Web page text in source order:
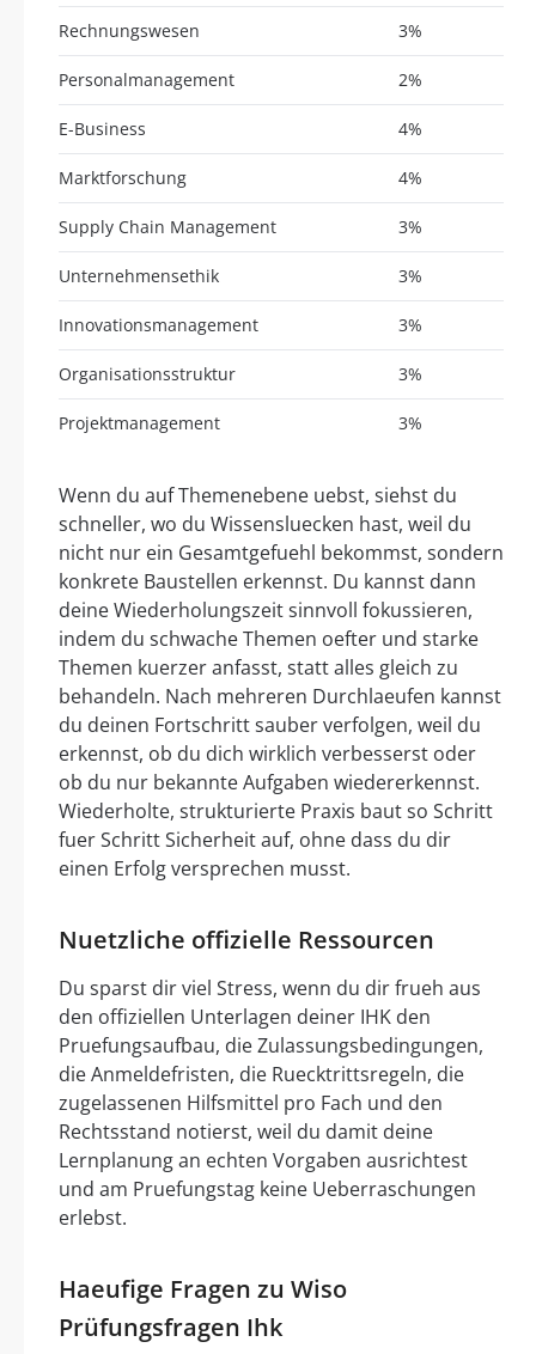
Rechnungswesen 3%
Personalmanagement 2%
E-Business 4%
Marktforschung 4%
Supply Chain Management 3%
Unternehmensethik 3%
Innovationsmanagement 3%
Organisationsstruktur 3%
Projektmanagement 3%
Wenn du auf Themenebene uebst, siehst du
schneller, wo du Wissensluecken hast, weil du
nicht nur ein Gesamtgefuehl bekommst, sondern
konkrete Baustellen erkennst. Du kannst dann
deine Wiederholungszeit sinnvoll fokussieren,
indem du schwache Themen oefter und starke
Themen kuerzer anfasst, statt alles gleich zu
behandeln. Nach mehreren Durchlaeufen kannst
du deinen Fortschritt sauber verfolgen, weil du
erkennst, ob du dich wirklich verbesserst oder
ob du nur bekannte Aufgaben wiedererkennst.
Wiederholte, strukturierte Praxis baut so Schritt
fuer Schritt Sicherheit auf, ohne dass du dir
einen Erfolg versprechen musst.
Nuetzliche offizielle Ressourcen
Du sparst dir viel Stress, wenn du dir frueh aus
den offiziellen Unterlagen deiner IHK den
Pruefungsaufbau, die Zulassungsbedingungen,
die Anmeldefristen, die Ruecktrittsregeln, die
zugelassenen Hilfsmittel pro Fach und den
Rechtsstand notierst, weil du damit deine
Lernplanung an echten Vorgaben ausrichtest
und am Pruefungstag keine Ueberraschungen
erlebst.
Haeufige Fragen zu Wiso
Prüfungsfragen Ihk